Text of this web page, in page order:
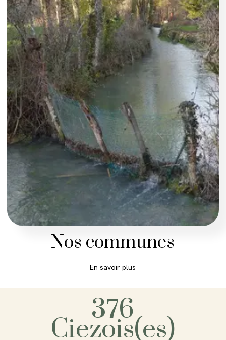
Nos communes
376
Ciezois(es)